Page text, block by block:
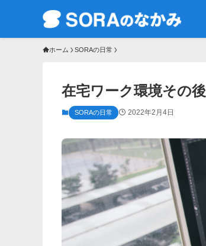
ホーム SORAの日常
在宅ワーク環境その後
SORAの日常 2022年2月4日